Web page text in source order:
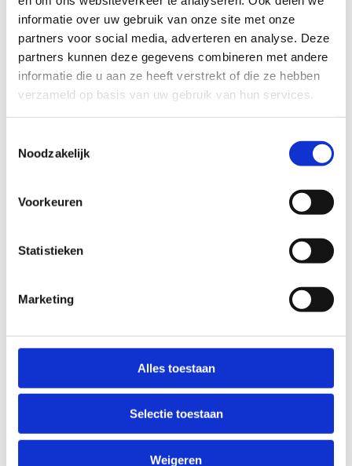
informatie over uw gebruik van onze site met onze
partners voor social media, adverteren en analyse. Deze
partners kunnen deze gegevens combineren met andere
informatie die u aan ze heeft verstrekt of die ze hebben
verzameld op basis van uw gebruik van hun services.
Noodzakelijk
Voorkeuren
Statistieken
Marketing
Alles toestaan
Selectie toestaan
Weigeren
Ook interessant
Aan de slag
beweegvriendelijke omgeving.